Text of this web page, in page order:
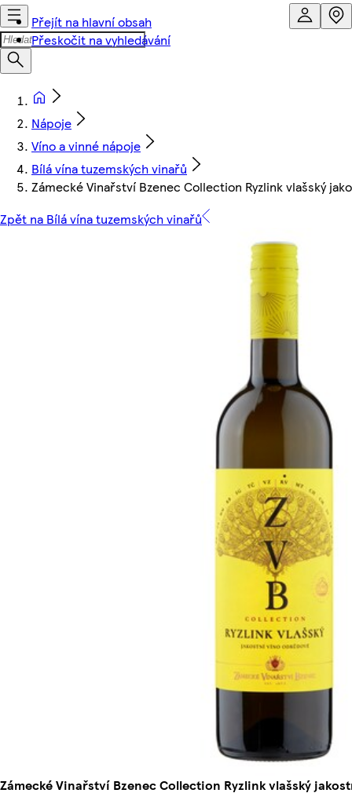
Přejít na hlavní obsah
Přeskočit na vyhledávání
Nápoje
Víno a vinné nápoje
Bílá vína tuzemských vinařů
Zámecké Vinařství Bzenec Collection Ryzlink vlašský
Zpět na Bílá vína tuzemských vinařů
Zámecké Vinařství Bzenec Collection Ryzlink vlašský